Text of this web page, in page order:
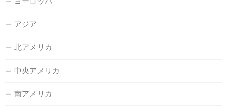
アジア
北アメリカ
中央アメリカ
南アメリカ